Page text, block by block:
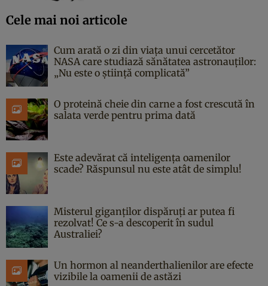
Cele mai noi articole
Cum arată o zi din viața unui cercetător
NASA care studiază sănătatea astronauților:
„Nu este o știință complicată”
O proteină cheie din carne a fost crescută în
salata verde pentru prima dată
Este adevărat că inteligența oamenilor
scade? Răspunsul nu este atât de simplu!
Misterul giganților dispăruți ar putea fi
rezolvat! Ce s-a descoperit în sudul
Australiei?
Un hormon al neanderthalienilor are efecte
vizibile la oamenii de astăzi